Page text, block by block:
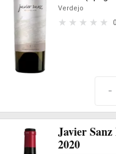
Verdejo
-
Javier
2020